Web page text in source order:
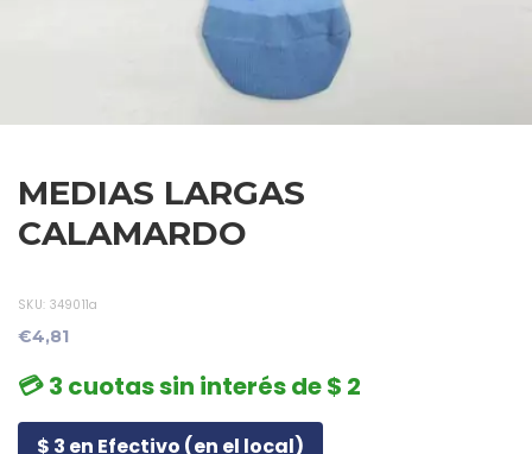
MEDIAS LARGAS
CALAMARDO
SKU: 349011a
€4,81
💳 3 cuotas sin interés de $ 2
$ 3 en Efectivo (en el local)